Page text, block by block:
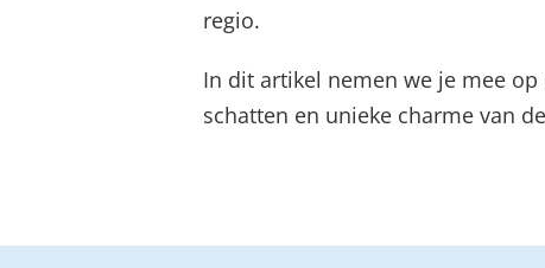
regio.
In dit artikel nemen we je mee
schatten en unieke charme van